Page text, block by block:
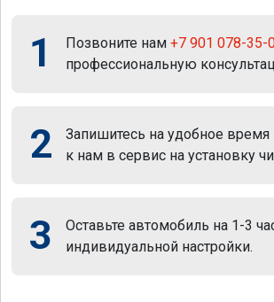
1 Позвоните нам +7 901 078-35-
профессиональную
2
Запишитесь на удобное время
к нам в сервис на установку
3
Оставьте автомобиль на 1-3
индивидуальной настройки.